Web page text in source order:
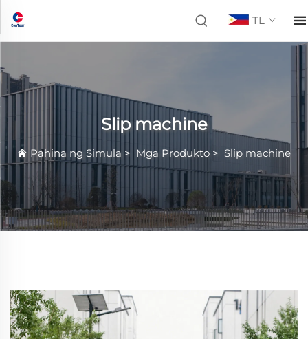
TL
Slip machine
Pahina ng Simula > Mga Produkto > Slip machine